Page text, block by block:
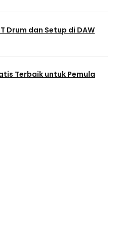
Drum dan Setup di DAW
Terbaik untuk Pemula